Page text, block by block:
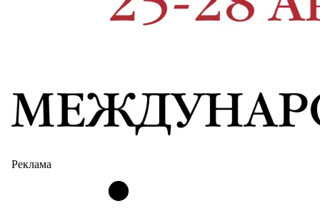
Реклама